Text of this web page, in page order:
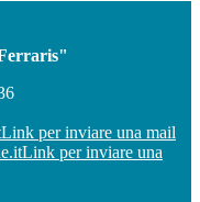
Link per inviare una mail
Link per inviare una